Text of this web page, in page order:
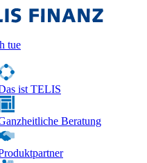
tue
ist TELIS
Beratung